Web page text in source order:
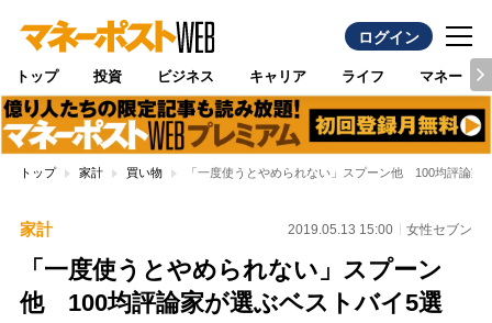
ログイン
トップ 投資 ビジネス キャリア ライフ マネー
トップ 家計 買い物 「一度使うとやめられない」スプーン他 100均評論家
家計 2019.05.13 15:00 女性セブン
「一度使うとやめられない」スプーン
他 100均評論家が選ぶベストバイ5選